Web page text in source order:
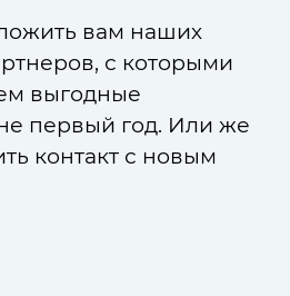
вам наших
с которыми
выгодные
первый год. Или же
контакт с новым